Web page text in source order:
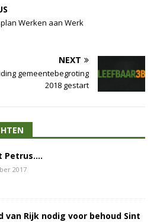
Werken aan Werk
NEXT
gemeentebegroting
2018 gestart
Petrus….
2017
van Rijk nodig voor behoud Sint